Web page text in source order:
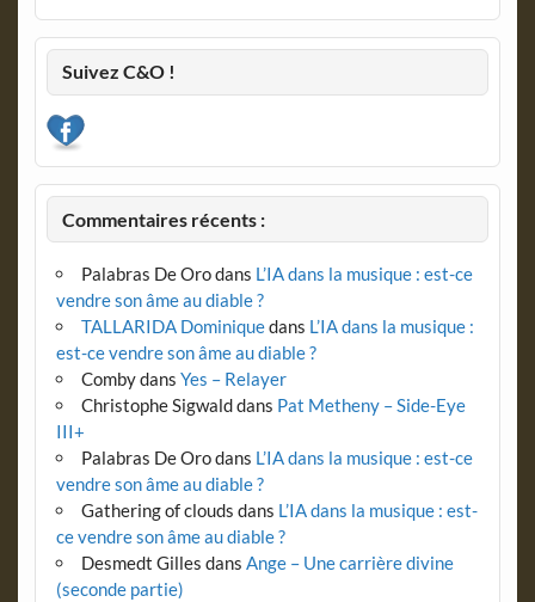
Suivez C&O !
Commentaires récents :
Palabras De Orodans L’IA dans la musique : est-ce
vendre son âme au diable ?
TALLARIDA Dominiquedans L’IA dans la musique :
est-ce vendre son âme au diable ?
Combydans Yes – Relayer
Christophe Sigwalddans Pat Metheny – Side-Eye
III+
Palabras De Orodans L’IA dans la musique : est-ce
vendre son âme au diable ?
Gathering of clouds dans L’IA dans la musique : est-
ce vendre son âme au diable ?
Desmedt Gilles dans Ange – Une carrière divine
(seconde partie)